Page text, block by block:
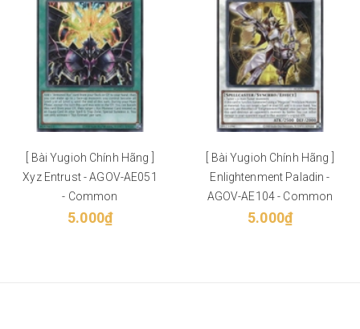
[ Bài Yugioh Chính Hãng ]
Xyz Entrust - AGOV-AE051
- Common
5.000₫
[ Bài Yugioh Chính Hãng ]
Enlightenment Paladin -
AGOV-AE104 - Common
5.000₫